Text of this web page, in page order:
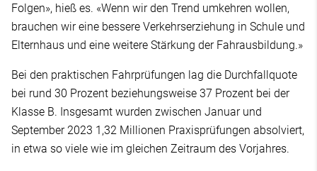
Folgen», hieß es. «Wenn wir den Trend umkehren wollen,
brauchen wir eine bessere Verkehrserziehung in Schule und
Elternhaus und eine weitere Stärkung der Fahrausbildung.»
Bei den praktischen Fahrprüfungen lag die Durchfallquote
bei rund 30 Prozent beziehungsweise 37 Prozent bei der
Klasse B. Insgesamt wurden zwischen Januar und
September 2023 1,32 Millionen Praxisprüfungen absolviert,
in etwa so viele wie im gleichen Zeitraum des Vorjahres.